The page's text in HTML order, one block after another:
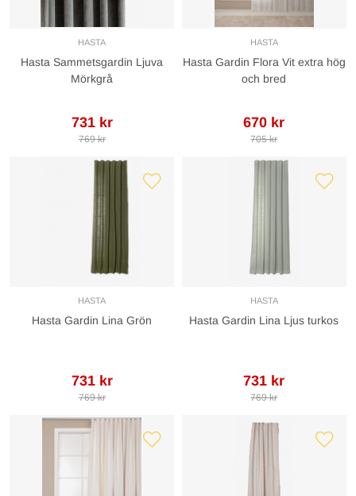
HASTA
Hasta Sammetsgardin Ljuva
Mörkgrå
731 kr
769 kr
HASTA
Hasta Gardin Flora Vit extra hög
och bred
670 kr
705 kr
HASTA
Hasta Gardin Lina Grön
731 kr
769 kr
HASTA
Hasta Gardin Lina Ljus turkos
731 kr
769 kr